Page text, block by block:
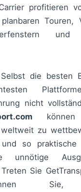
profitieren
Touren,
und
die besten
nicht
zu
so praktische
unnötige
Sie
Sie,